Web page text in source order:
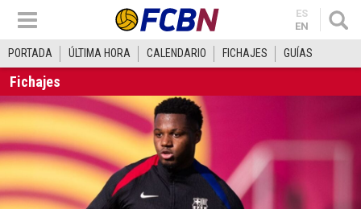
ES
EN
PORTADA ÚLTIMA HORA CALENDARIO FICHAJES GUÍAS
Fichajes